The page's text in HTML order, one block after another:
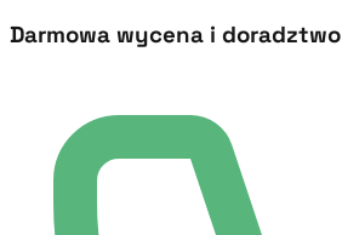
Darmowa wycena i doradztwo